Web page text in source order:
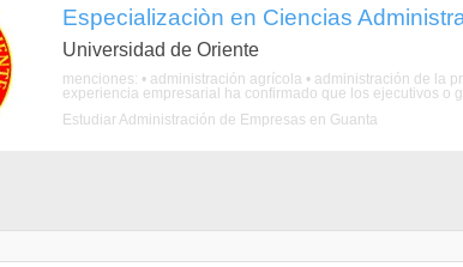
Especializaciòn en Ciencias
Universidad de Oriente
menciones: • administración agrícola • administración de la
experiencia empresarial ha confirmado que los ejecutivos o
Estudiar Administración de Empresas en Guanta